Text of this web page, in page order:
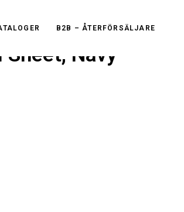
B2B – ÅTERFÖRSÄLJARE
Navy